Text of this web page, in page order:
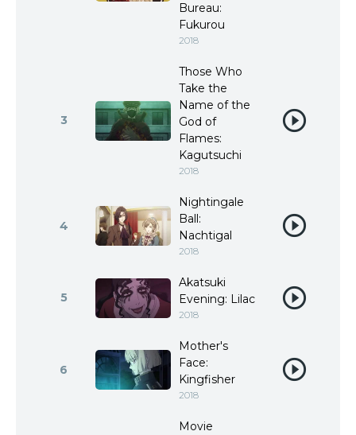
Bureau:
Fukurou
2018
3
Those Who
Take the
Name of the
God of
Flames:
Kagutsuchi
2018
4
Nightingale
Ball:
Nachtigal
2018
5
Akatsuki
Evening: Lilac
2018
6
Mother's
Face:
Kingfisher
2018
Movie